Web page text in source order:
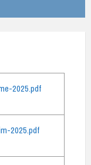
2025.pdf
2025.pdf